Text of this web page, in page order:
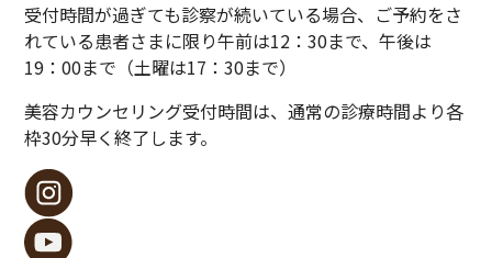
受付時間が過ぎても診察が続いている場合、ご予約をさ
れている患者さまに限り午前は12：30まで、午後は
19：00まで（土曜は17：30まで）
美容カウンセリング受付時間は、通常の診療時間より各
枠30分早く終了します。